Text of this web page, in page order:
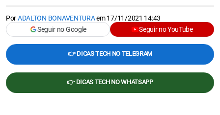
PorADALTON BONAVENTURAem17/11/2021 14:43
Seguir no Google
Seguir no YouTube
👉 DICAS TECH NO TELEGRAM
👉 DICAS TECH NO WHATSAPP